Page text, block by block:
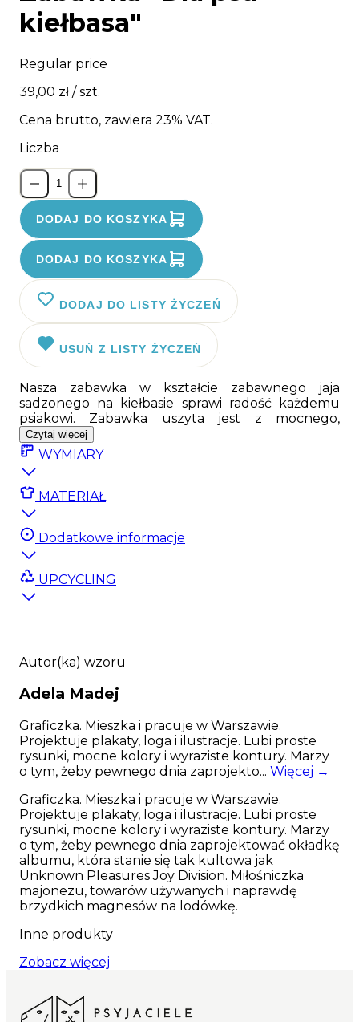
kiełbasa"
Regular price
39,00 zł/ szt.
Cena brutto, zawiera 23% VAT.
Liczba
DODAJ DO KOSZYKA
DODAJ DO KOSZYKA
DODAJ DO LISTY ŻYCZEŃ
USUŃ Z LISTY ŻYCZEŃ
Nasza zabawka w kształcie zabawnego jaja
sadzonego na kiełbasie sprawi radość każdemu
psiakowi. Zabawka uszyta jest z mocnego,
wodoodpornego materiału; w środku wypełniona
została miękką owatą. Ciekawy wzór
zaprojektowany przez wspaniałą ilustratorkę
Adelę Madej sprawi, że każdy pupil będzie
zadowolony z takiego prezentu
Zabawka została wykonana w Polsce, z najwyższej
jakości polskich materiałów gwarantujących
świetną zabawę.
Zabawka nie posiada piszczałki.
prania; Miękkie wypełnienie
Czytaj więcej
WYMIARY
MATERIAŁ
Dodatkowe informacje
UPCYCLING
Autor(ka) wzoru
Adela Madej
Graficzka. Mieszka i pracuje w Warszawie.
Projektuje plakaty, loga i ilustracje. Lubi proste
rysunki, mocne kolory i wyraziste kontury. Marzy
o tym, żeby pewnego dnia zaprojekto... Więcej →
Graficzka. Mieszka i pracuje w Warszawie.
Projektuje plakaty, loga i ilustracje. Lubi proste
rysunki, mocne kolory i wyraziste kontury. Marzy
o tym, żeby pewnego dnia zaprojektować okładkę
albumu, która stanie się tak kultowa jak
Unknown Pleasures Joy Division. Miłośniczka
majonezu, towarów używanych i naprawdę
brzydkich magnesów na lodówkę.
Inne produkty
Zobacz więcej